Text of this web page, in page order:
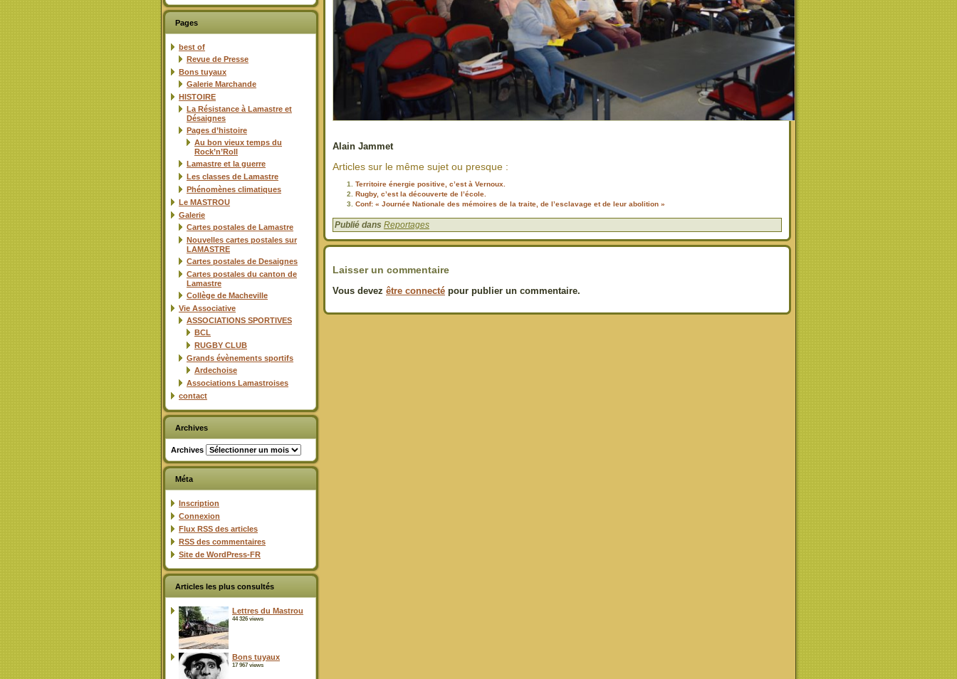
Pages
best of
Revue de Presse
Bons tuyaux
Galerie Marchande
HISTOIRE
La Résistance à Lamastre et
Désaignes
Pages d’histoire
Au bon vieux temps du
Rock’n’Roll
Lamastre et la guerre
Les classes de Lamastre
Phénomènes climatiques
Le MASTROU
Galerie
Cartes postales de Lamastre
Nouvelles cartes postales sur
LAMASTRE
Cartes postales de Desaignes
Cartes postales du canton de
Lamastre
Collège de Macheville
Vie Associative
ASSOCIATIONS SPORTIVES
BCL
RUGBY CLUB
Grands évènements sportifs
Ardechoise
Associations Lamastroises
contact
Archives
Archives
Méta
Inscription
Connexion
Flux RSS des articles
RSS des commentaires
Site de WordPress-FR
Articles les plus consultés
Lettres du Mastrou
44 326 views
Bons tuyaux
17 967 views
Alain Jammet
Articles sur le même sujet ou presque :
Territoire énergie positive, c’est à Vernoux.
Rugby, c’est la découverte de l’école.
Conf: « Journée Nationale des mémoires de la traite, de l’esclavage et de leur abolition »
Publié dans Reportages
Laisser un commentaire
Vous devez être connecté pour publier un commentaire.